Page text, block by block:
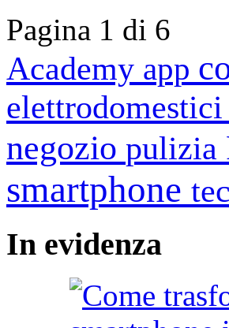
Pagina 1 di 6
Academy app
elettrodomestici
negozio pulizia
smartphone
In evidenza